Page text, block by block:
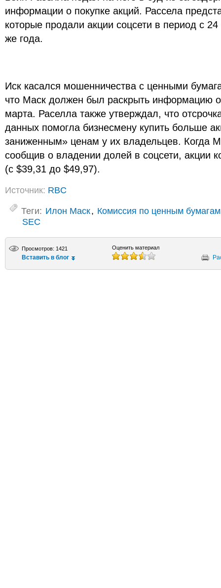
информации о покупке акций. Рассела
которые продали акции соцсети в период с
же года.
Иск касался мошенничества с ценными
что Маск должен был раскрыть информацию о
марта. Раселла также утверждал, что
данных помогла бизнесмену купить больше
заниженным» ценам у их владельцев. Когда
сообщив о владении долей в соцсети, акции
(с $39,31 до $49,97).
Источник: RBC
Теги: Илон Маск, Комиссия по ценным
SEC
Просмотров: 1421
Вставить в блог
Оценить материал